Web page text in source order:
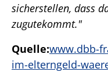
sicherstellen, dass
zugutekommt."
Quelle:www.dbb-
im-elterngeld-